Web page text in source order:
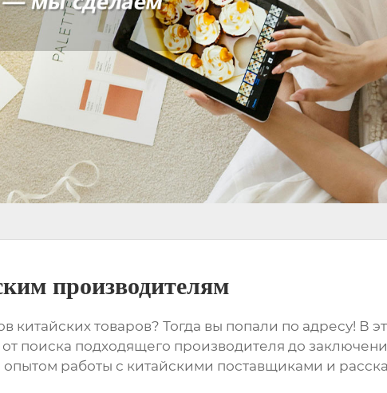
производителям
китайских товаров? Тогда вы попали по адресу! В
от поиска подходящего производителя до
работы с китайскими поставщиками и